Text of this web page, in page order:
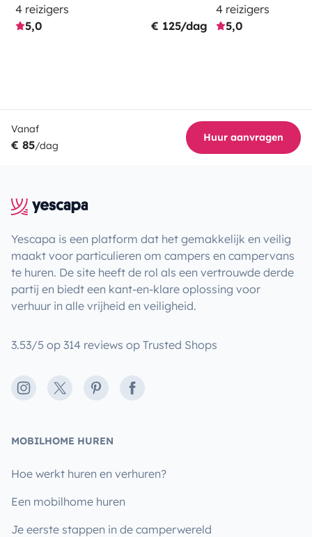
4 reizigers
5,0
€ 125/dag
4 reizigers
5,0
Vanaf
€ 85/dag
Huur aanvragen
Yescapa is een platform dat het gemakkelijk en veilig
maakt voor particulieren om campers en campervans
te huren. De site heeft de rol als een vertrouwde derde
partij en biedt een kant-en-klare oplossing voor
verhuur in alle vrijheid en veiligheid.
3.53/5 op 314 reviews op Trusted Shops
Instagram
X PinterestFacebook
MOBILHOME HUREN
Hoe werkt huren en verhuren?
Een mobilhome huren
Je eerste stappen in de camperwereld